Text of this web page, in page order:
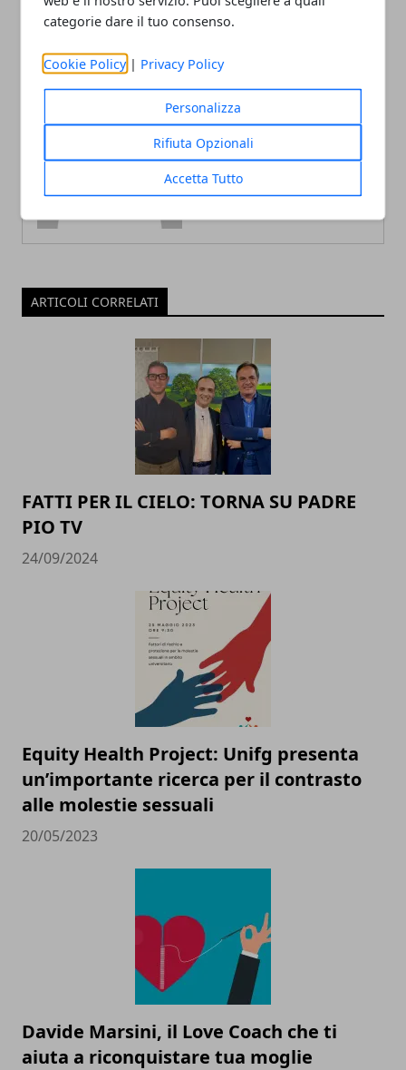
categorie dare il tuo consenso.
Cookie Policy | Privacy Policy
Personalizza
Rifiuta Opzionali
Accetta Tutto
Redazione
ARTICOLI CORRELATI
FATTI PER IL CIELO: TORNA SU PADRE
PIO TV
24/09/2024
Equity Health Project: Unifg presenta
un’importante ricerca per il contrasto
alle molestie sessuali
20/05/2023
Davide Marsini, il Love Coach che ti
aiuta a riconquistare tua moglie